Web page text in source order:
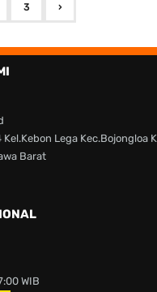
3 ›
Lega Kec.Bojongloa
Barat
WIB